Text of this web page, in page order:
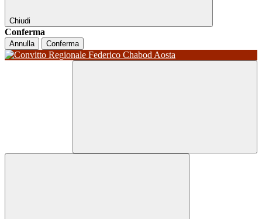
Chiudi
Conferma
Annulla Conferma